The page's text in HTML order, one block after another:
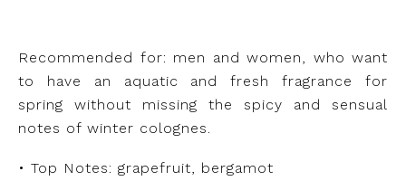
Recommended for: men and women, who want
to have an aquatic and fresh fragrance for
spring without missing the spicy and sensual
notes of winter colognes.
• Top Notes: grapefruit, bergamot